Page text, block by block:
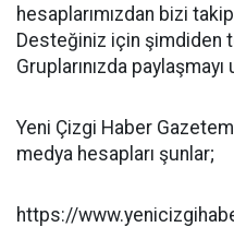
hesaplarımızdan bizi
Desteğiniz için şimdiden
Gruplarınızda paylaşmayı
Yeni Çizgi Haber
medya hesapları şunlar;
https://